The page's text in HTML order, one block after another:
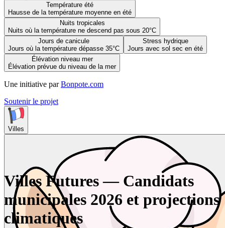
Température été
Hausse de la température moyenne en été
Nuits tropicales
Nuits où la température ne descend pas sous 20°C
Jours de canicule
Jours où la température dépasse 35°C
Stress hydrique
Jours avec sol sec en été
Élévation niveau mer
Élévation prévue du niveau de la mer
Une initiative par Bonpote.com
Soutenir le projet
Villes
Villes Futures — Candidats
municipales 2026 et projections
climatiques